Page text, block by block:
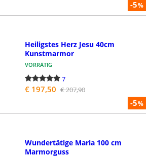
-5%
-5%
Heiligstes Herz Jesu 40cm
Kunstmarmor
VORRÄTIG
7
€ 197,50 € 207,90
Wundertätige Maria 100 cm
Marmorguss